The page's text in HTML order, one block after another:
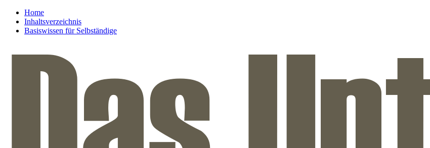
Home
Inhaltsverzeichnis
Basiswissen für Selbständige